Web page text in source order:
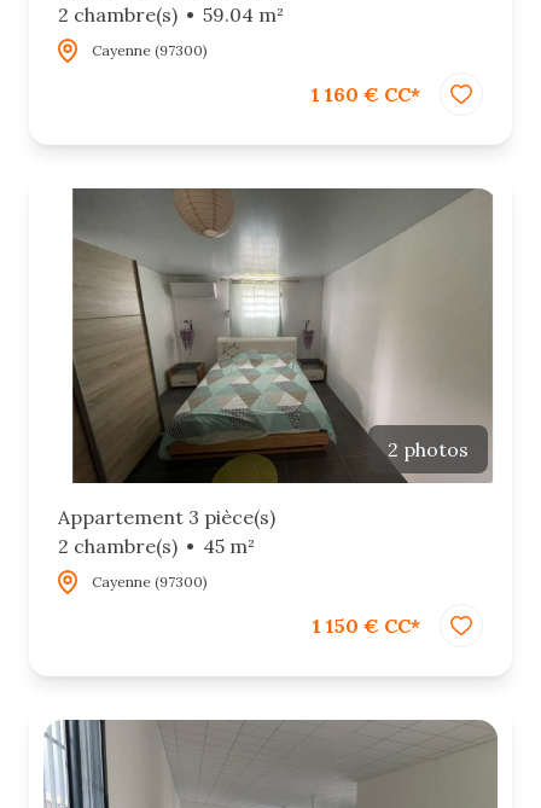
2 chambre(s)
59.04 m²
Cayenne (97300)
1 160 € CC*
2 photos
Appartement 3 pièce(s)
2 chambre(s)
45 m²
Cayenne (97300)
1 150 € CC*